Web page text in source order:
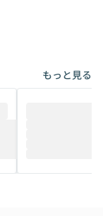
は、評判では
ているAIを選ぶこ
それぞれの本当
もっと見る